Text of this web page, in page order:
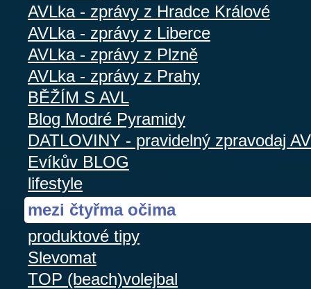
AVLka - zprávy z Hradce Králové
AVLka - zprávy z Liberce
AVLka - zprávy z Plzně
AVLka - zprávy z Prahy
BĚŽÍM S AVL
Blog Modré Pyramidy
DATLOVINY - pravidelný zpravodaj
Evíkův BLOG
lifestyle
mezi čtyřma očima
produktové tipy
Slevomat
TOP (beach)volejbal